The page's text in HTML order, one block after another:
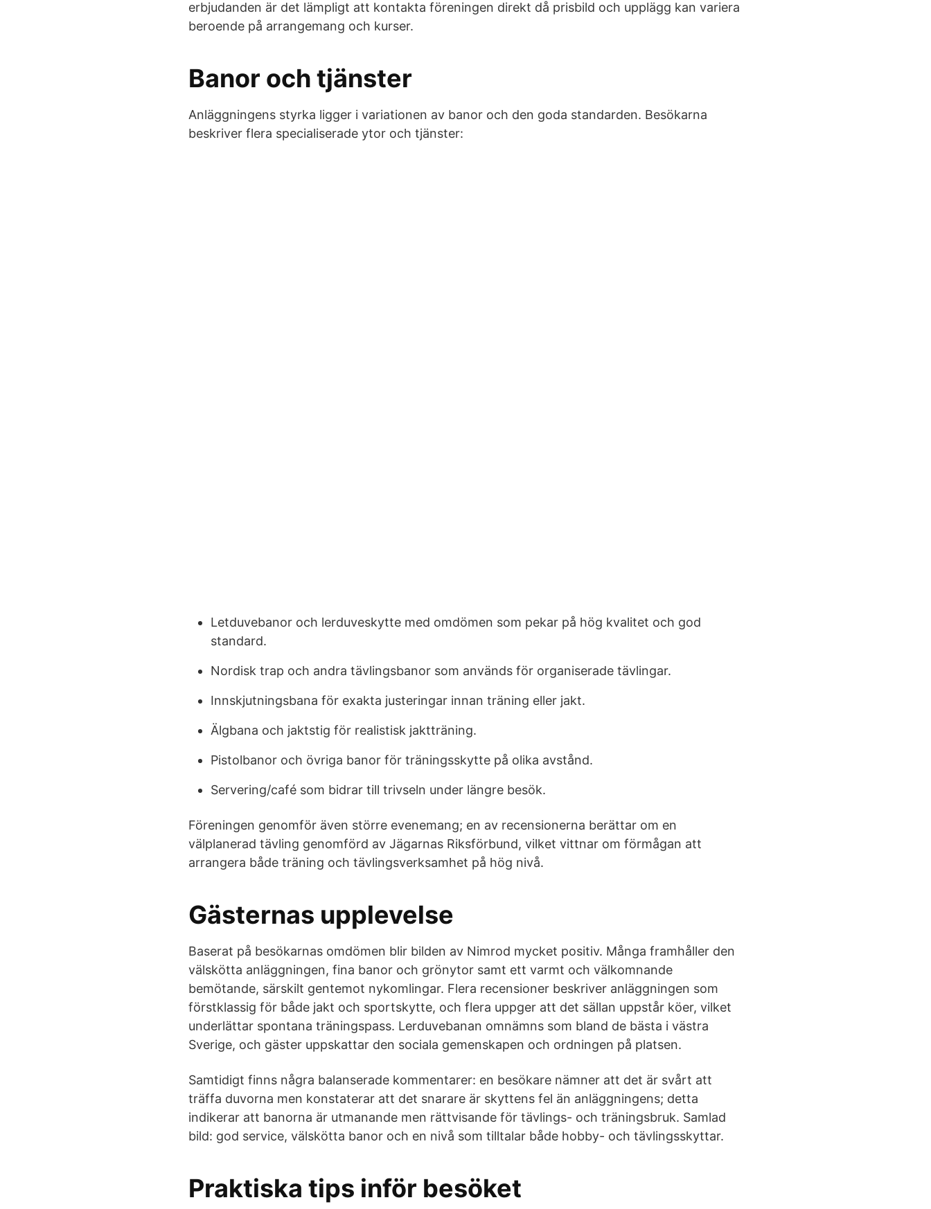
erbjudanden är det lämpligt att kontakta föreningen direkt då prisbild och upplägg kan variera
beroende på arrangemang och kurser.
Banor och tjänster
Anläggningens styrka ligger i variationen av banor och den goda standarden. Besökarna
beskriver flera specialiserade ytor och tjänster:
Letduvebanor och lerduveskytte med omdömen som pekar på hög kvalitet och god
standard.
Nordisk trap och andra tävlingsbanor som används för organiserade tävlingar.
Innskjutningsbana för exakta justeringar innan träning eller jakt.
Älgbana och jaktstig för realistisk jaktträning.
Pistolbanor och övriga banor för träningsskytte på olika avstånd.
Servering/café som bidrar till trivseln under längre besök.
Föreningen genomför även större evenemang; en av recensionerna berättar om en
välplanerad tävling genomförd av Jägarnas Riksförbund, vilket vittnar om förmågan att
arrangera både träning och tävlingsverksamhet på hög nivå.
Gästernas upplevelse
Baserat på besökarnas omdömen blir bilden av Nimrod mycket positiv. Många framhåller den
välskötta anläggningen, fina banor och grönytor samt ett varmt och välkomnande
bemötande, särskilt gentemot nykomlingar. Flera recensioner beskriver anläggningen som
förstklassig för både jakt och sportskytte, och flera uppger att det sällan uppstår köer, vilket
underlättar spontana träningspass. Lerduvebanan omnämns som bland de bästa i västra
Sverige, och gäster uppskattar den sociala gemenskapen och ordningen på platsen.
Samtidigt finns några balanserade kommentarer: en besökare nämner att det är svårt att
träffa duvorna men konstaterar att det snarare är skyttens fel än anläggningens; detta
indikerar att banorna är utmanande men rättvisande för tävlings- och träningsbruk. Samlad
bild: god service, välskötta banor och en nivå som tilltalar både hobby- och tävlingsskyttar.
Praktiska tips inför besöket